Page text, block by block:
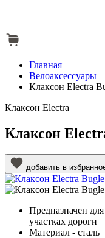
Главная
Велоаксессуары
Клаксон Electra
Клаксон Electra
Клаксон
добавить в
Предназначен
участках дороги
Материал - сталь